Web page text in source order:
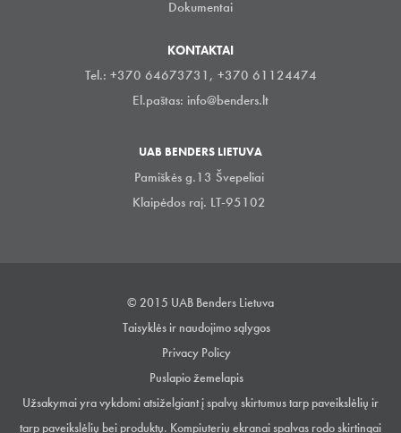
Dokumentai
KONTAKTAI
Tel.: +370 64673731, +370 61124474
El.paštas: info@benders.lt
UAB BENDERS LIETUVA
Pamiškės g.13 Švepeliai
Klaipėdos raj. LT-95102
© 2015 UAB Benders Lietuva
Taisyklės ir naudojimo sąlygos
Privacy Policy
Puslapio žemelapis
Užsakymai yra vykdomi atsiželgiant į spalvų skirtumus tarp paveikslėlių ir
tarp paveikslėlių bei produktų. Kompiuterių ekranai spalvas rodo skirtingai